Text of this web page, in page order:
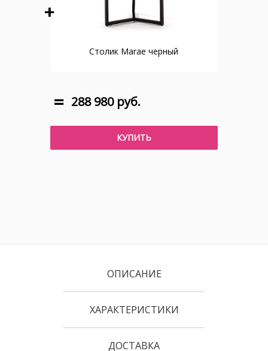
Столик Marae черный
288 980 руб.
КУПИТЬ
ОПИСАНИЕ
ХАРАКТЕРИСТИКИ
ДОСТАВКА